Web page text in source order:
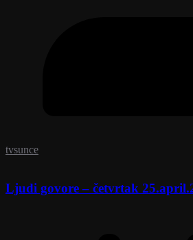
tvsunce
Ljudi govore – četvrtak